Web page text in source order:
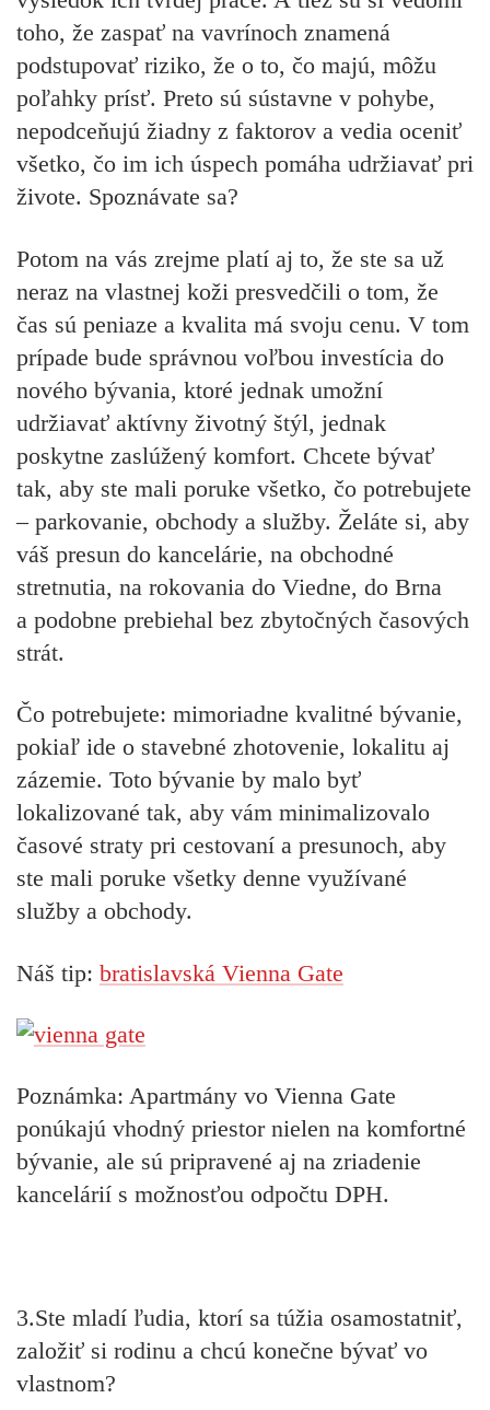
toho, že zaspať na vavrínoch znamená
podstupovať riziko, že o to, čo majú, môžu
poľahky prísť. Preto sú sústavne v pohybe,
nepodceňujú žiadny z faktorov a vedia oceniť
všetko, čo im ich úspech pomáha udržiavať pri
živote. Spoznávate sa?
Potom na vás zrejme platí aj to, že ste sa už
neraz na vlastnej koži presvedčili o tom, že
čas sú peniaze a kvalita má svoju cenu. V tom
prípade bude správnou voľbou investícia do
nového bývania, ktoré jednak umožní
udržiavať aktívny životný štýl, jednak
poskytne zaslúžený komfort. Chcete bývať
tak, aby ste mali poruke všetko, čo potrebujete
– parkovanie, obchody a služby. Želáte si, aby
váš presun do kancelárie, na obchodné
stretnutia, na rokovania do Viedne, do Brna
a podobne prebiehal bez zbytočných časových
strát.
Čo potrebujete: mimoriadne kvalitné bývanie,
pokiaľ ide o stavebné zhotovenie, lokalitu aj
zázemie. Toto bývanie by malo byť
lokalizované tak, aby vám minimalizovalo
časové straty pri cestovaní a presunoch, aby
ste mali poruke všetky denne využívané
služby a obchody.
Náš tip: bratislavská Vienna Gate
Poznámka: Apartmány vo Vienna Gate
ponúkajú vhodný priestor nielen na komfortné
bývanie, ale sú pripravené aj na zriadenie
kancelárií s možnosťou odpočtu DPH.
3.Ste mladí ľudia, ktorí sa túžia osamostatniť,
založiť si rodinu a chcú konečne bývať vo
vlastnom?